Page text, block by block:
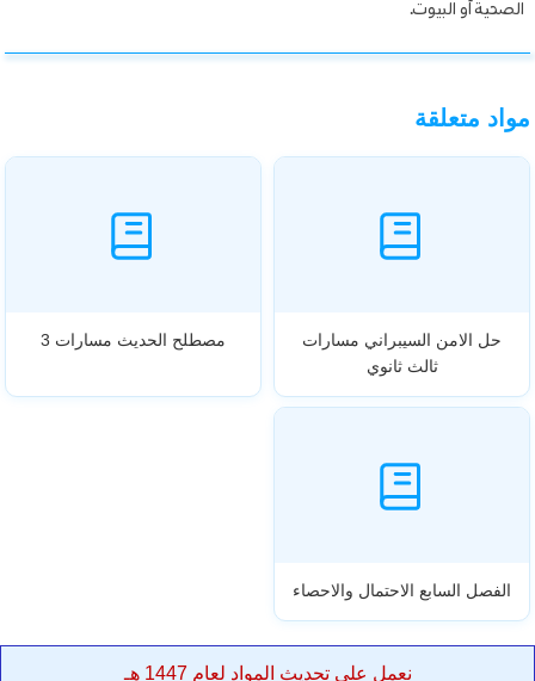
الصحية أو البيوت.
مواد متعلقة
حل الامن السيبراني مسارات
ثالث ثانوي
مصطلح الحديث مسارات 3
الفصل السابع الاحتمال والاحصاء
نعمل على تحديث المواد لعام 1447 هـ